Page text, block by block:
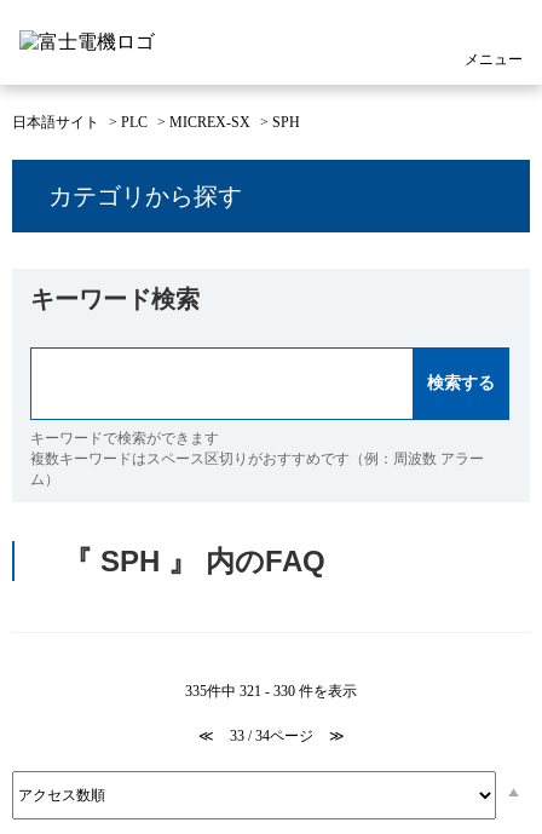
メニュー
日本語サイト > PLC > MICREX-SX > SPH
カテゴリから探す
キーワード検索
キーワードで検索ができます
複数キーワードはスペース区切りがおすすめです（例：周波数 アラー
ム）
『 SPH 』 内のFAQ
335件中 321 - 330 件を表示
≪ 33 / 34ページ ≫